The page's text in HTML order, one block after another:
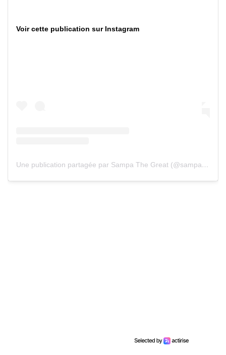
Voir cette publication sur Instagram
Une publication partagée par Sampa The Great (@sampa_the_great)